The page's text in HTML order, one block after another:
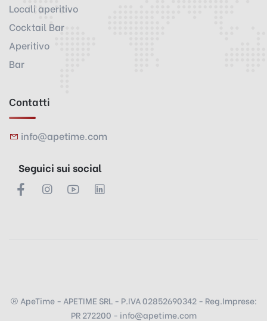
Locali aperitivo
Cocktail Bar
Aperitivo
Bar
Contatti
info@apetime.com
Seguici sui social
ApeTime - APETIME SRL - P.IVA 02852690342 - Reg.Imprese:
PR 272200 - info@apetime.com